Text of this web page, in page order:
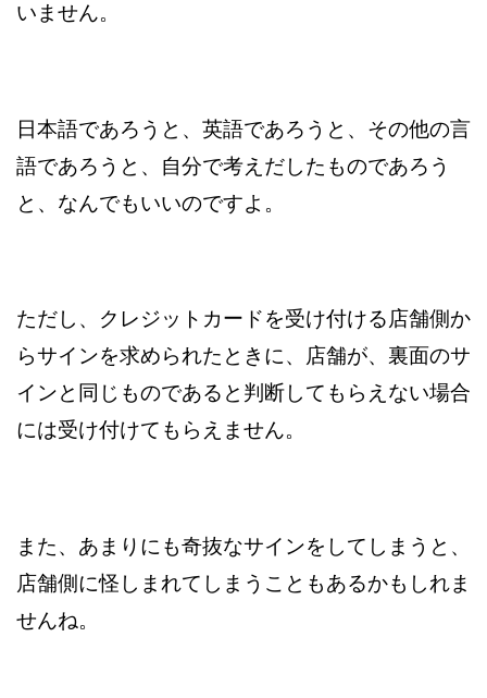
いません。
日本語であろうと、英語であろうと、その他の言
語であろうと、自分で考えだしたものであろう
と、なんでもいいのですよ。
ただし、クレジットカードを受け付ける店舗側か
らサインを求められたときに、店舗が、裏面のサ
インと同じものであると判断してもらえない場合
には受け付けてもらえません。
また、あまりにも奇抜なサインをしてしまうと、
店舗側に怪しまれてしまうこともあるかもしれま
せんね。